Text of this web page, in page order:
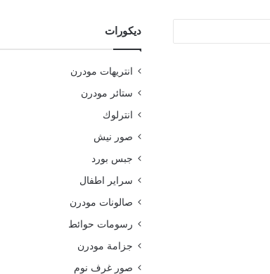
ديكورات
انتريهات مودرن
ستائر مودرن
انترلوك
صور نيش
جبس بورد
سراير اطفال
صالونات مودرن
رسومات حوائط
جزامة مودرن
صور غرف نوم